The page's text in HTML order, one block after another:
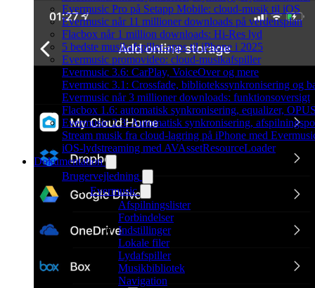
Evermusic Pro på Setapp Mobile: cloud-musik til iOS
Evermusic når 11 millioner downloads på verdensplan
Flacbox når 1 million downloads: Hi-Res lyd
5 bedste musikafspiller-apps til iPhone i 2025
Evermusic promovideo: cloud-musikafspiller
Evermusic 3.6: CarPlay, VoiceOver og mere
Evermusic 3.1: Crossfade, bibliotekssynkronisering og
Evermusic når 3 millioner downloads: funktionsoversigt
Flacbox 1.6: automatisk synkronisering, equalizer,
Evermusic 2.3: Automatisk synkronisering,
Stream musik fra cloud-lagring på iPhone med
iOS-lydstreaming med AVAssetResourceLoader
Dokumentation
Brugervejledning
Evermusic
Afspilningslister
Forbindelser
Indstillinger
Lokale filer
Lydafspiller
Musikbibliotek
Navigation